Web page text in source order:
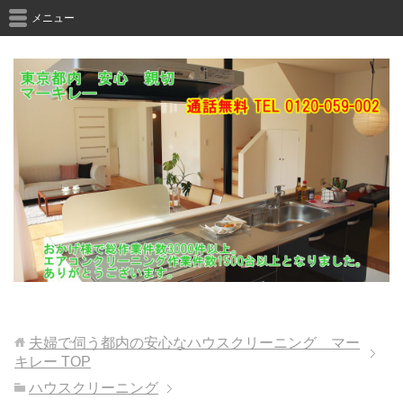
メニュー
夫婦で伺う都内の安心なハウスクリーニング マー
キレー TOP
ハウスクリーニング